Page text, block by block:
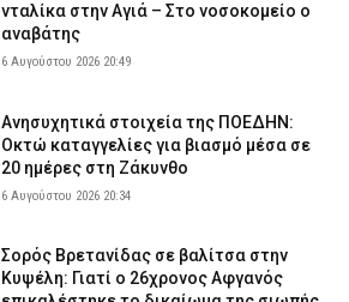
νταλίκα στην Αγιά – Στο νοσοκομείο ο
αναβάτης
6 Αυγούστου 2026 20:49
Ανησυχητικά στοιχεία της ΠΟΕΔΗΝ:
Οκτώ καταγγελίες για βιασμό μέσα σε
20 ημέρες στη Ζάκυνθο
6 Αυγούστου 2026 20:34
Σορός Βρετανίδας σε βαλίτσα στην
Κυψέλη: Γιατί ο 26χρονος Αφγανός